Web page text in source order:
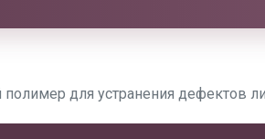
полимер для устранения дефектов